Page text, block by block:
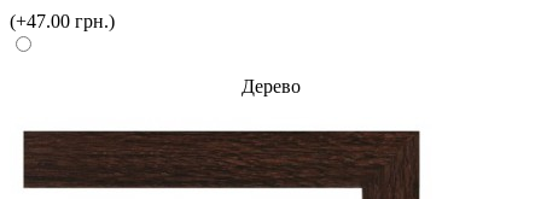
(+47.00 грн.)
Дерево